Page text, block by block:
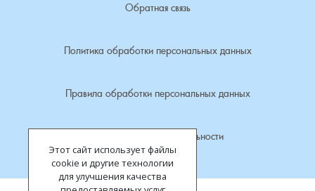
Этот сайт использует файлы
cookie и другие технологии
для улучшения качества
Обратная связь
Политика обработки персональных данных
Правила обработки персональных данных
Политика конфиденциальности
Малое Урсово болото, посёлок
Марьинка, деревня
Машки, деревня
Микшино, деревня